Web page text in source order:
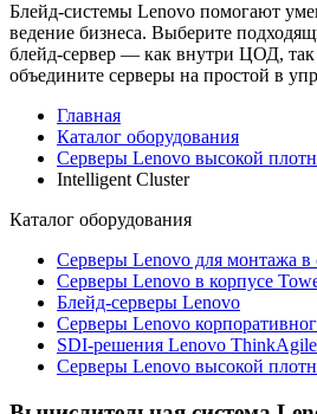
Блейд-системы Lenovo помогают
ведение бизнеса. Выберите
блейд-сервер — как внутри ЦОД,
объедините серверы на простой в
Главная
Каталог оборудования
Серверы Lenovo высокой
Intelligent Cluster
Каталог оборудования
Серверы Lenovo для монтажа в
Серверы Lenovo в корпусе
Блейд-серверы Lenovo
Cерверы Lenovo
SDI-решения Lenovo ThinkAgile
Серверы Lenovo высокой